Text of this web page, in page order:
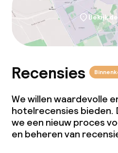
Bekijk
Recensies
We willen waardevolle
hotelrecensies bieden.
we een nieuw proces
en beheren van